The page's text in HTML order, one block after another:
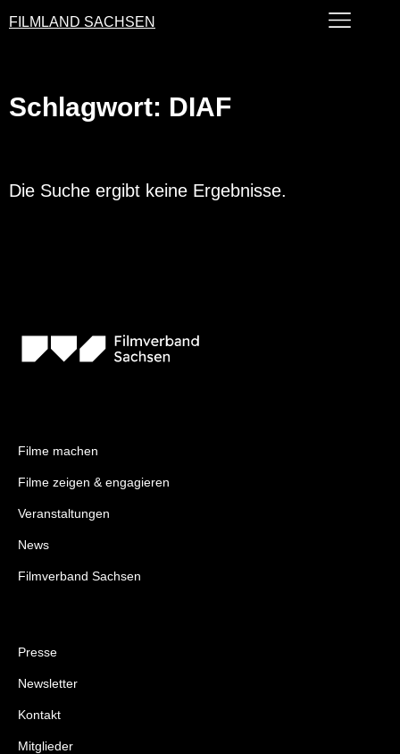
FILMLAND SACHSEN
Schlagwort: DIAF
Die Suche ergibt keine Ergebnisse.
Filme machen
Filme zeigen & engagieren
Veranstaltungen
News
Filmverband Sachsen
Presse
Newsletter
Kontakt
Mitglieder